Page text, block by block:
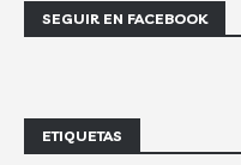
SEGUIR EN FACEBOOK
ETIQUETAS